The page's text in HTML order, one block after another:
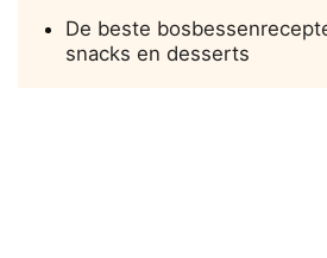
De beste
snacks en desserts